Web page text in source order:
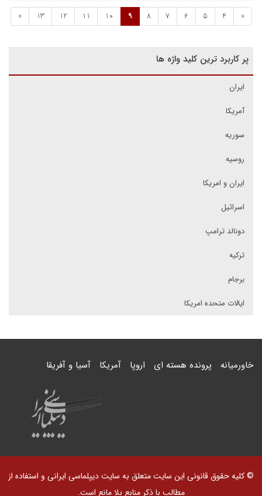
«
4
5
6
7
8
9
10
11
12
13
»
پر کاربرد ترین کلید واژه ها
ایران
آمریکا
سوریه
روسیه
ایران و امریکا
اسرائیل
دونالد ترامپ
ترکیه
برجام
ایالات متحده امریکا
خاورمیانه پرونده هسته ای اروپا آمریکا آسیا و آفریقا
© کلیه حقوق قانونی این سایت متعلق به سایت دیپلماسی ایرانی و استفاده از
مطالب با ذکر منابع بلا مانع است.